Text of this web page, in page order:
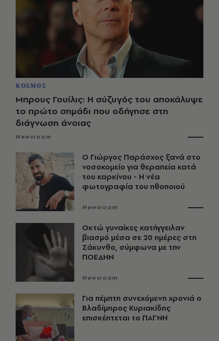
ΚΟΣΜΟΣ
Μπρους Γουίλις: Η σύζυγός του αποκάλυψε
το πρώτο σημάδι που οδήγησε στη
διάγνωση άνοιας
Newsroom
O Γιώργος Παράσχος ξανά στο
νοσοκομείο για θεραπεία κατά
του καρκίνου - Η νέα
φωτογραφία του ηθοποιού
Newsroom
Οκτώ γυναίκες κατήγγειλαν
βιασμό μέσα σε 20 ημέρες στη
Ζάκυνθο, σύμφωνα με την
ΠΟΕΔΗΝ
Newsroom
Για πέμπτη συνεχόμενη χρονιά ο
Βλαδίμηρος Κυριακίδης
επισκέπτεται το ΠΑΓΝΗ